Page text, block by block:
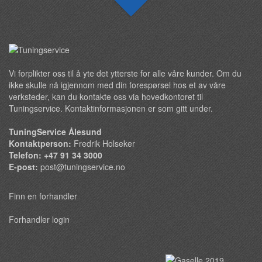
Vi forplikter oss til å yte det ytterste for alle våre kunder. Om du
ikke skulle nå igjennom med din forespørsel hos et av våre
verksteder, kan du kontakte oss via hovedkontoret til
Tuningservice. Kontaktinformasjonen er som gitt under.
TuningService Ålesund
Kontaktperson: Fredrik Holseker
Telefon: +47 91 34 3000
E-post: post@tuningservice.no
Finn en forhandler
Forhandler login